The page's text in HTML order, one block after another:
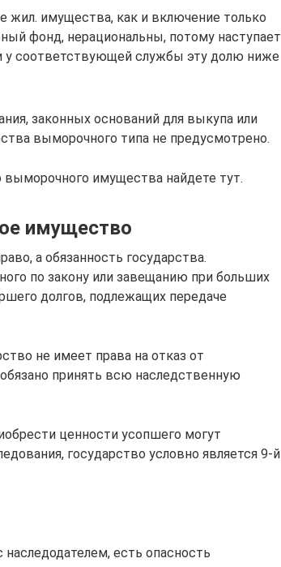
жил. имущества, как и включение только
фонд, нерациональны, потому наступает
у соответствующей службы эту долю ниже
законных оснований для выкупа или
выморочного типа не предусмотрено.
имущества найдете тут.
имущество
а обязанность государства.
по закону или завещанию при больших
долгов, подлежащих передаче
не имеет права на отказ от
принять всю наследственную
ценности усопшего могут
государство условно является 9-й
есть опасность